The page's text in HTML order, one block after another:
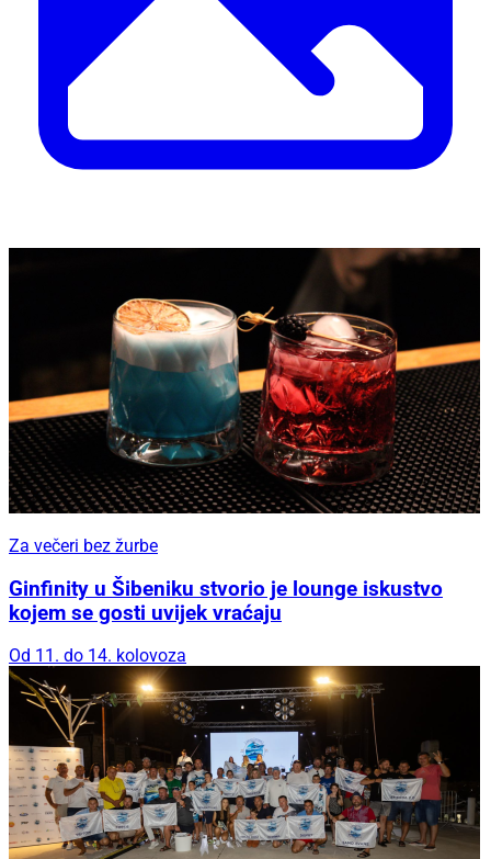
Za večeri bez žurbe
Ginfinity u Šibeniku stvorio je lounge iskustvo
kojem se gosti uvijek vraćaju
Od 11. do 14. kolovoza